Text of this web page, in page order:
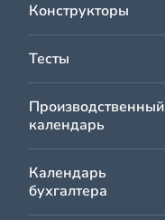
Конструкторы
Тесты
Производственный
календарь
Календарь
бухгалтера